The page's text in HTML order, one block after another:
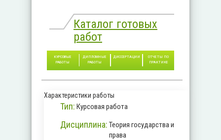
Каталог готовых
работ
КУРСОВЫЕ
РАБОТЫ
ДИПЛОМНЫЕ
РАБОТЫ
ДИССЕРТАЦИИ
ОТЧЕТЫ ПО
ПРАКТИКЕ
Характеристики работы
Тип: Курсовая работа
Дисциплина: Теория государства и
права